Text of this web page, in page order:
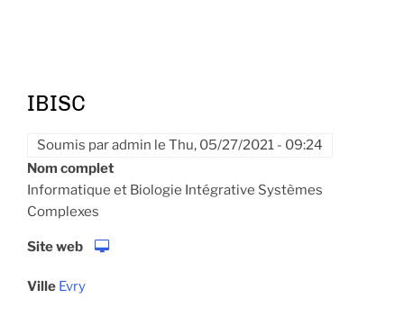
IBISC
Soumis paradmin le Thu, 05/27/2021 - 09:24
Nom complet
Informatique et Biologie Intégrative Systèmes
Complexes
Site web
Ville Evry